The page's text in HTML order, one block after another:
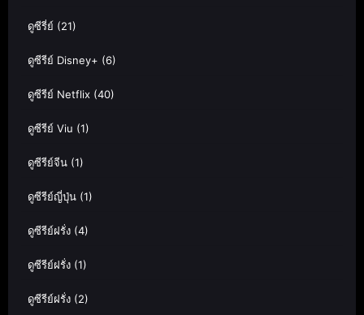
ดูซีรี่ย์ (21)
ดูซีรีย์ Disney+ (6)
ดูซีรีย์ Netflix (40)
ดูซีรีย์ Viu (1)
ดูซีรีย์จีน (1)
ดูซีรีย์ญี่ปุ่น (1)
ดูซีรีย์ฝรั่ง (4)
ดูซีรีย์ฝรั่ง (1)
ดูซีรีย์ฝรั่ง (2)